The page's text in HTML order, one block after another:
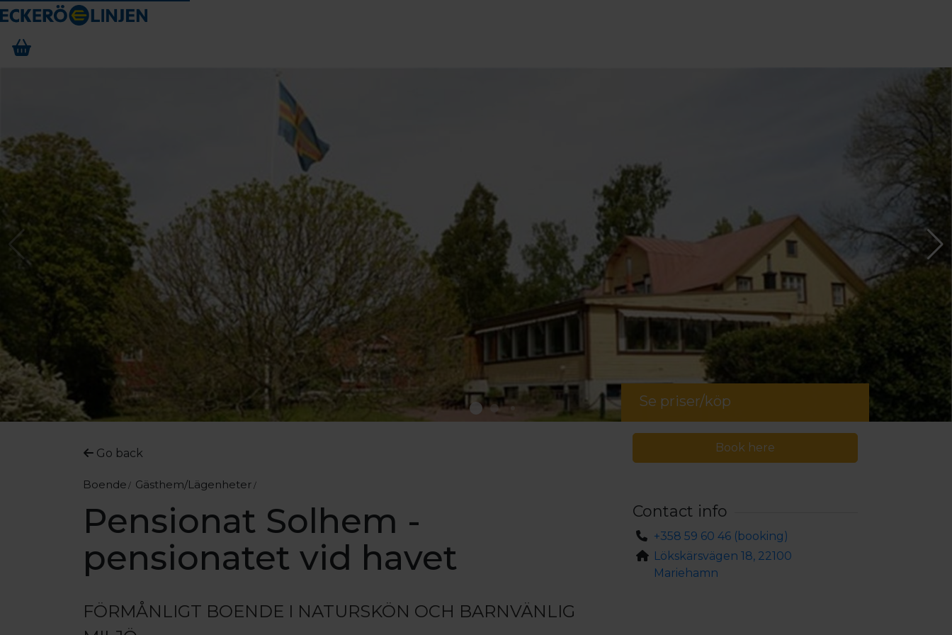
Go back
Boende Gästhem/Lägenheter
Pensionat Solhem -
pensionatet vid havet
FÖRMÅNLIGT BOENDE I NATURSKÖN OCH BARNVÄNLIG
Se priser/köp
Book here
Contact info
+358 59 60 46 (booking)
Lökskärsvägen 18, 22100
Mariehamn